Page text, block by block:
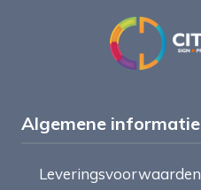
Algemene informatie
Leveringsvoorwaarden